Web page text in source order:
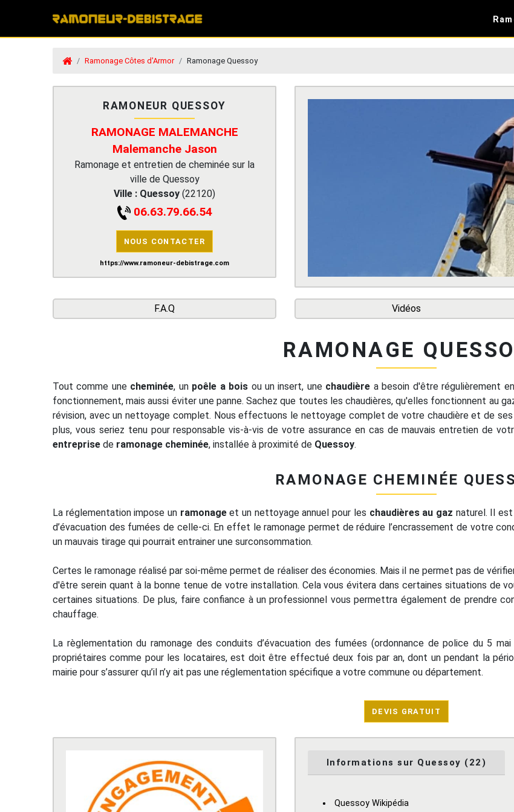
Ramonage Côtes d'Armor Ramonage Quessoy
RAMONEUR QUESSOY
RAMONAGE MALEMANCHE
Malemanche Jason
Ramonage et entretien de cheminée sur la
ville de Quessoy
Ville : Quessoy (22120)
06.63.79.66.54
NOUS CONTACTER
https://www.ramoneur-debistrage.com
F.A.Q Vidéos
RAMONAGE
Tout comme une cheminée, un poêle a bois ou un insert, une chaudière a besoin d'être régulièrement
fonctionnement, mais aussi éviter une panne. Sachez que toutes les chaudières, qu'elles fonctionnent au
révision, avec un nettoyage complet. Nous effectuons le nettoyage complet de votre chaudière et de
plus, vous seriez tenu pour responsable vis-à-vis de votre assurance en cas de mauvais entretien de
entreprise de ramonage cheminée, installée à proximité de Quessoy.
RAMONAGE CHEMINÉE
La réglementation impose un ramonageet un nettoyage annuel pour les chaudières au gaz naturel. Il
d’évacuation des fumées de celle-ci. En effet le ramonage permet de réduire l’encrassement de votre
un mauvais tirage qui pourrait entrainer une surconsommation.
Certes le ramonage réalisé par soi-même permet de réaliser des économies. Mais il ne permet pas de
d'être serein quant à la bonne tenue de votre installation. Cela vous évitera dans certaines situations de
certaines situations. De plus, faire confiance à un professionnel vous permettra également de prendre
chauffage.
La règlementation du ramonage des conduits d’évacuation des fumées (ordonnance de police du 5
propriétaires comme pour les locataires, est doit être effectué deux fois par an, dont un pendant la
mairie pour s’assurer qu’il n’y ait pas une réglementation spécifique a votre commune ou département.
DEVIS GRATUIT
Informations sur Quessoy (22)
Quessoy Wikipédia